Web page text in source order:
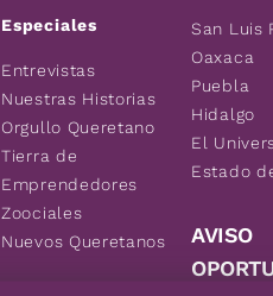
Especiales
Entrevistas
Nuestras Historias
Orgullo Queretano
Tierra de
Emprendedores
Zoociales
Nuevos Queretanos
San Luis
Oaxaca
Puebla
Hidalgo
El
Estado
AVISO